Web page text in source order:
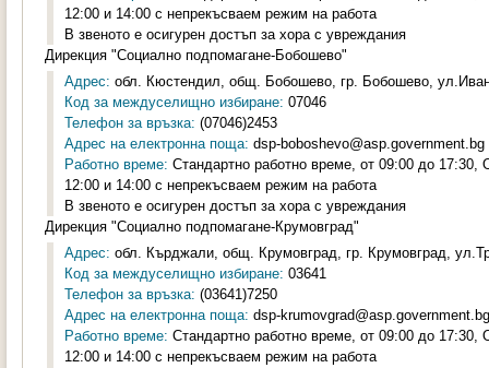
12:00 и 14:00 с непрекъсваем режим на работа
В звеното е осигурен достъп за хора с увреждания
Дирекция "Социално подпомагане-Бобошево"
Адрес: обл. Кюстендил, общ. Бобошево, гр. Бобошево,
Код за междуселищно избиране: 07046
Телефон за връзка: (07046)2453
Адрес на електронна поща: dsp-boboshevo@asp.government.bg
Работно време: Стандартно работно време, от 09:00 до
12:00 и 14:00 с непрекъсваем режим на работа
В звеното е осигурен достъп за хора с увреждания
Дирекция "Социално подпомагане-Крумовград"
Адрес: обл. Кърджали, общ. Крумовград, гр. Крумовград,
Код за междуселищно избиране: 03641
Телефон за връзка: (03641)7250
Адрес на електронна поща: dsp-krumovgrad@asp.government.bg
Работно време: Стандартно работно време, от 09:00 до
12:00 и 14:00 с непрекъсваем режим на работа